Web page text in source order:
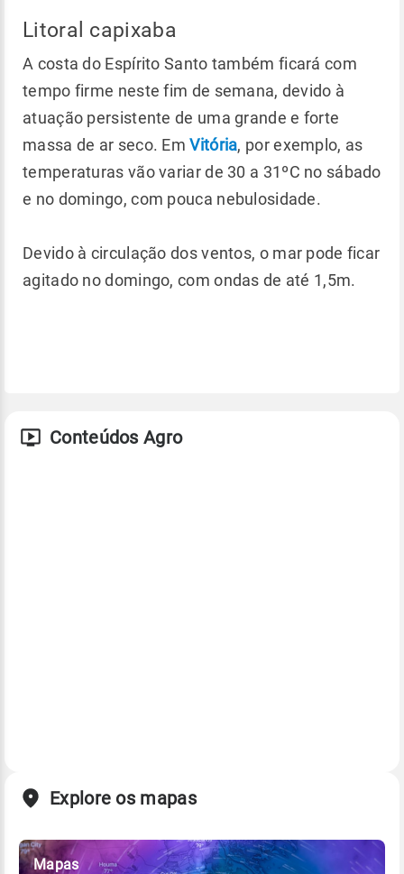
Litoral capixaba
A costa do Espírito Santo também ficará com
tempo firme neste fim de semana, devido à
atuação persistente de uma grande e forte
massa de ar seco. EmVitória, por exemplo, as
temperaturas vão variar de 30 a 31ºC no sábado
e no domingo, com pouca nebulosidade.
Devido à circulação dos ventos, o mar pode ficar
agitado no domingo, com ondas de até 1,5m.
Conteúdos Agro
Explore os mapas
Mapas